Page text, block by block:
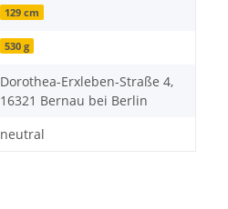
129 cm
530 g
Dorothea-Erxleben-Straße 4,
16321 Bernau bei Berlin
neutral